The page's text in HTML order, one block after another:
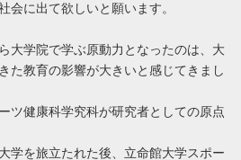
会に出て欲しいと願います。
大学院で学ぶ原動力となったのは、大
た教育の影響が大きいと感じてきまし
ツ健康科学究科が研究者としての原点
学を旅立たれた後、立命館大学スポー